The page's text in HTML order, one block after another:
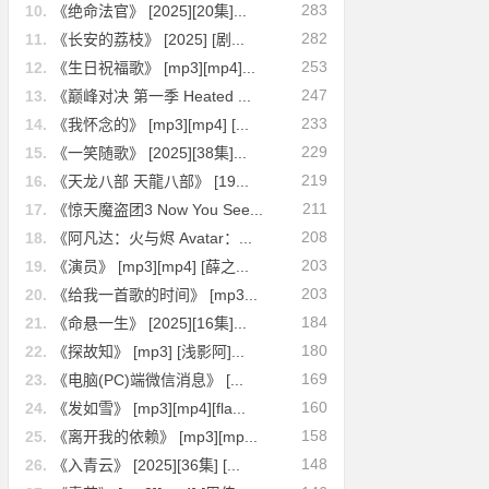
283
10.
《绝命法官》 [2025][20集]...
282
11.
《长安的荔枝》 [2025] [剧...
253
12.
《生日祝福歌》 [mp3][mp4]...
247
13.
《巅峰对决 第一季 Heated ...
233
14.
《我怀念的》 [mp3][mp4] [...
229
15.
《一笑随歌》 [2025][38集]...
219
16.
《天龙八部 天龍八部》 [19...
211
17.
《惊天魔盗团3 Now You See...
208
18.
《阿凡达：火与烬 Avatar：...
203
19.
《演员》 [mp3][mp4] [薛之...
203
20.
《给我一首歌的时间》 [mp3...
184
21.
《命悬一生》 [2025][16集]...
180
22.
《探故知》 [mp3] [浅影阿]...
169
23.
《电脑(PC)端微信消息》 [...
160
24.
《发如雪》 [mp3][mp4][fla...
158
25.
《离开我的依赖》 [mp3][mp...
148
26.
《入青云》 [2025][36集] [...